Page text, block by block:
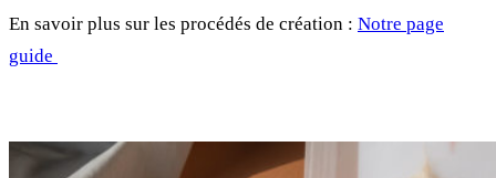
En savoir plus sur les procédés de création : Notre page
guide